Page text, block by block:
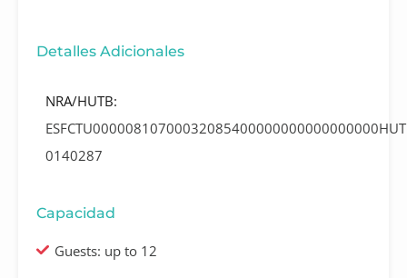
Detalles Adicionales
NRA/HUTB:
0140287
Capacidad
Guests: up to 12